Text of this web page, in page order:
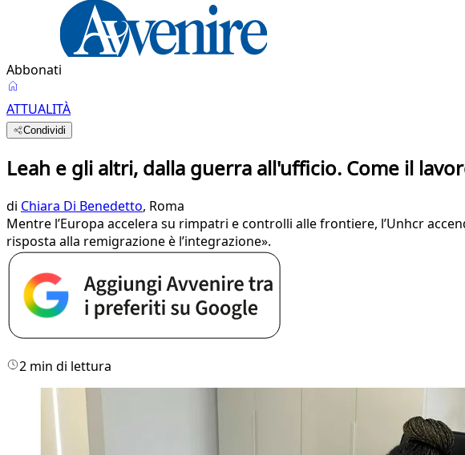
Abbonati
ATTUALITÀ
Condividi
Leah e gli altri, dalla guerra all'ufficio. Come il
di Chiara Di Benedetto, Roma
Mentre l’Europa accelera su rimpatri e controlli alle frontiere, l’Unhcr
risposta alla remigrazione è l’integrazione».
2 min di lettura